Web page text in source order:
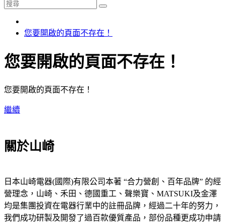
您要開啟的頁面不存在！
您要開啟的頁面不存在！
您要開啟的頁面不存在！
繼續
關於山崎
日本山崎電器(國際)有限公司本著 “合力營創、百年品牌” 的經
營理念，山崎、禾田、德國重工、聲樂寶、MATSUKI及金澤
均是集團投資在電器行業中的註冊品牌，經過二十年的努力，
我們成功研製及開發了過百款優質產品，部份品種更成功申請